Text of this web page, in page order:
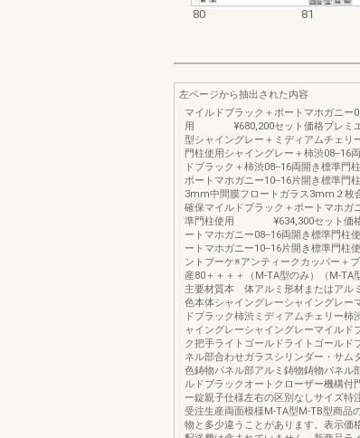
80 81
左ページから抽出された内容
マイルドブラック＋ポートマホガニー
用 ¥680,200セット価格プレミエ
型シャイングレー＋ミディアムチェリ
門柱使用シャイングレー＋柿渋08--16
ドブラック＋柿渋08--16両開き標準門
ポートマホガニー10--16片開き標準門
3mm中間膜フロートガラス3mm２枚
確保マイルドブラック＋ポートマホガ
準門柱使用 ¥634,300セット価格
ートマホガニー08--16両開き標準門柱
ートマホガニー10--16片開き標準門柱
ントブーケ※アンティークカッパー＋
産80＋＋＋＋（M-TA型のみ）（M-TA
主要材質本 体アルミ形材またはアル
色本体シャイングレーシャイングレー
ドブラック柿渋ミディアムチェリー柿
ャイングレーシャイングレーマイルド
ク把手ライトゴールドライトゴールド
ネル部合わせガラスシリンダー・サム
色鋳物パネル部アルミ鋳物鋳物パネル
ルドブラックオートクローザー機構付
ー錠親子仕様左右の区別なしサイズ特
受注生産両面模様M-TA型M-TB型商品
物と多少違うことがあります。表示価